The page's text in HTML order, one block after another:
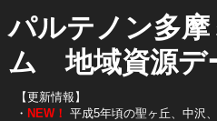
パルテノン多
ム 地域資源デ
【更新情報】
・ NEW！ 平成5年頃の聖ヶ丘、中沢